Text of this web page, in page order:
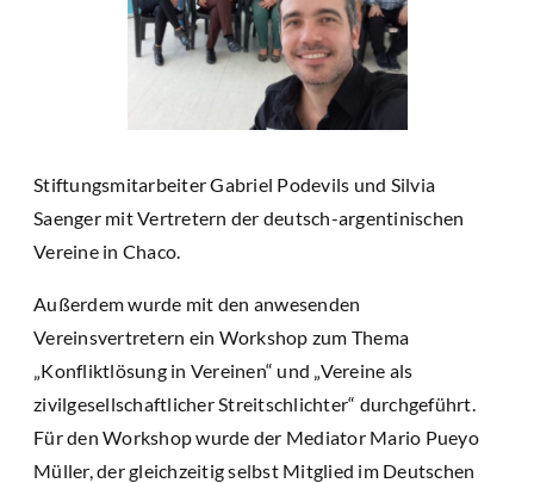
Stiftungsmitarbeiter Gabriel Podevils und Silvia
Saenger mit Vertretern der deutsch-argentinischen
Vereine in Chaco.
Außerdem wurde mit den anwesenden
Vereinsvertretern ein Workshop zum Thema
„Konfliktlösung in Vereinen“ und „Vereine als
zivilgesellschaftlicher Streitschlichter“ durchgeführt.
Für den Workshop wurde der Mediator Mario Pueyo
Müller, der gleichzeitig selbst Mitglied im Deutschen